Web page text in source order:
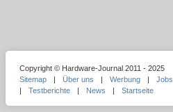
Copyright © Hardware-Journal 2011 - 2025
Sitemap
| Über uns | Werbung | Jobs
|
Testberichte | News | Startseite